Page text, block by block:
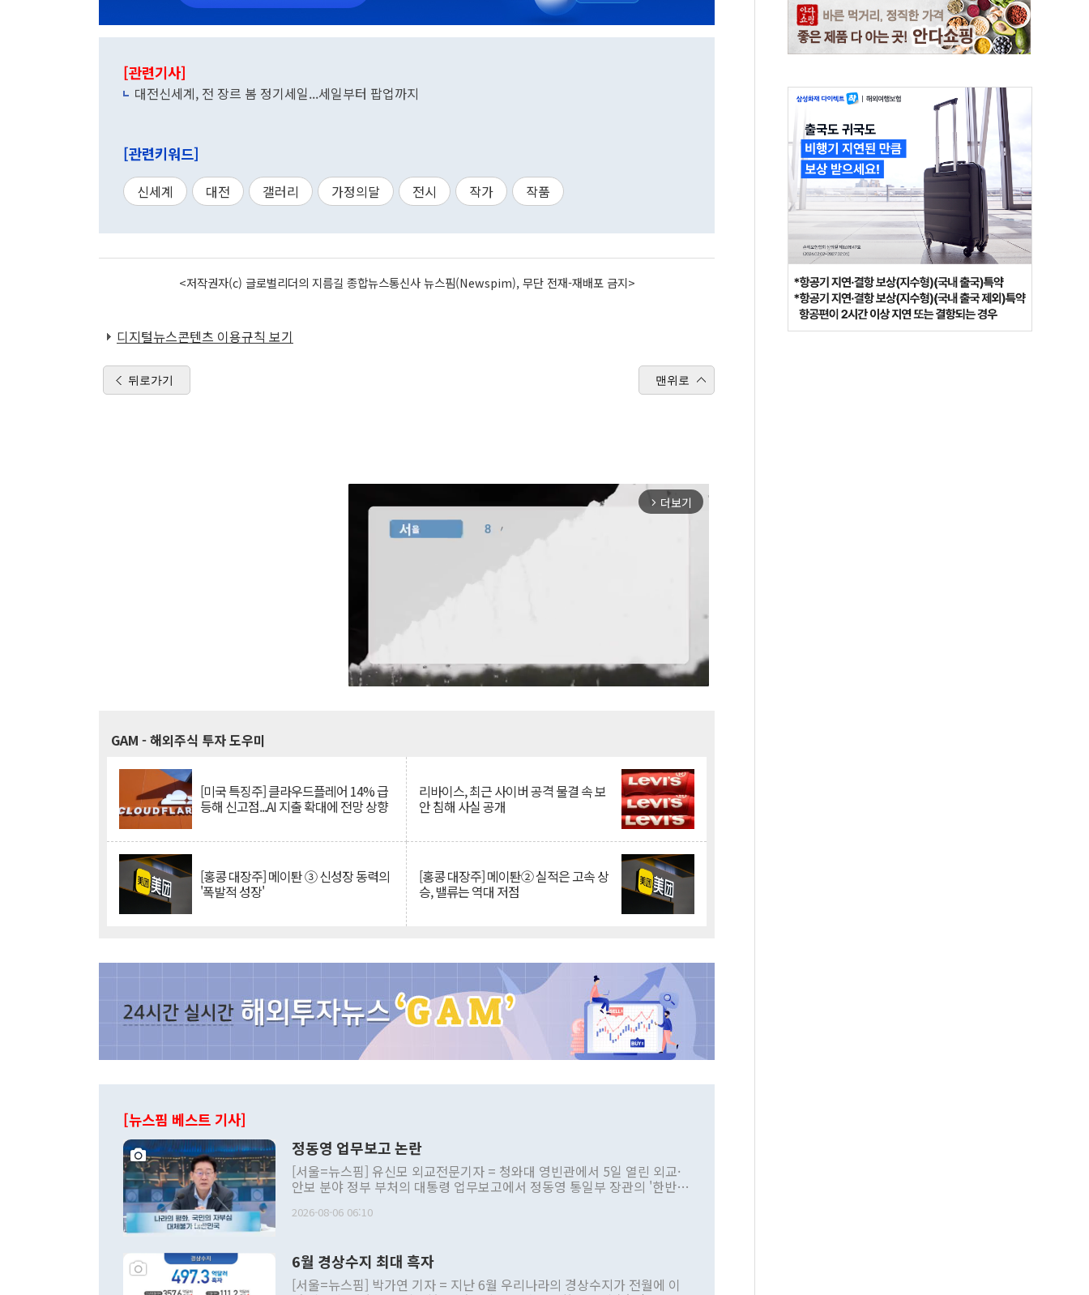
[관련기사]
대전신세계, 전 장르 봄 정기세일...세일부터 팝업까지
[관련키워드]
신세계 대전 갤러리 가정의달 전시 작가 작품
<저작권자(c) 글로벌리더의 지름길 종합뉴스통신사 뉴스핌(Newspim), 무단 전재-재배포 금지>
디지털뉴스콘텐츠 이용규칙 보기
뒤로가기 맨위로
arrow_forward_ios 더보기
GAM - 해외주식 투자 도우미
[미국 특징주] 클라우드플레어 14% 급
등해 신고점...AI 지출 확대에 전망 상향
리바이스, 최근 사이버 공격 물결 속 보
안 침해 사실 공개
[홍콩 대장주] 메이퇀 ③ 신성장 동력의
'폭발적 성장'
[홍콩 대장주] 메이퇀② 실적은 고속 상
승, 밸류는 역대 저점
[뉴스핌 베스트 기사]
정동영 업무보고 논란
[서울=뉴스핌] 유신모 외교전문기자 = 청와대 영빈관에서 5일 열린 외교·
안보 분야 정부 부처의 대통령 업무보고에서 정동영 통일부 장관의 '한반도
발언 중에는 정부 내 조율을 거치지 않은 사안을 정책으로 추진하겠다고 공
주의적 희망에 근거한 비현실적 구상'이라는 비판을 내놨다. 그동안 정 장
관의 대북 정책 관련 발언이 물의를 빚은 적은 여러 번 있지만 대통령과 유
2026-08-06 06:10
6월 경상수지 최대 흑자
[서울=뉴스핌] 박가연 기자 = 지난 6월 우리나라의 경상수지가 전월에 이